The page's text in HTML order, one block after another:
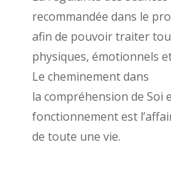
recommandée dans le
afin de pouvoir traiter
physiques, émotionnels
Le cheminement dans
la compréhension de Soi
fonctionnement est
de toute une vie.